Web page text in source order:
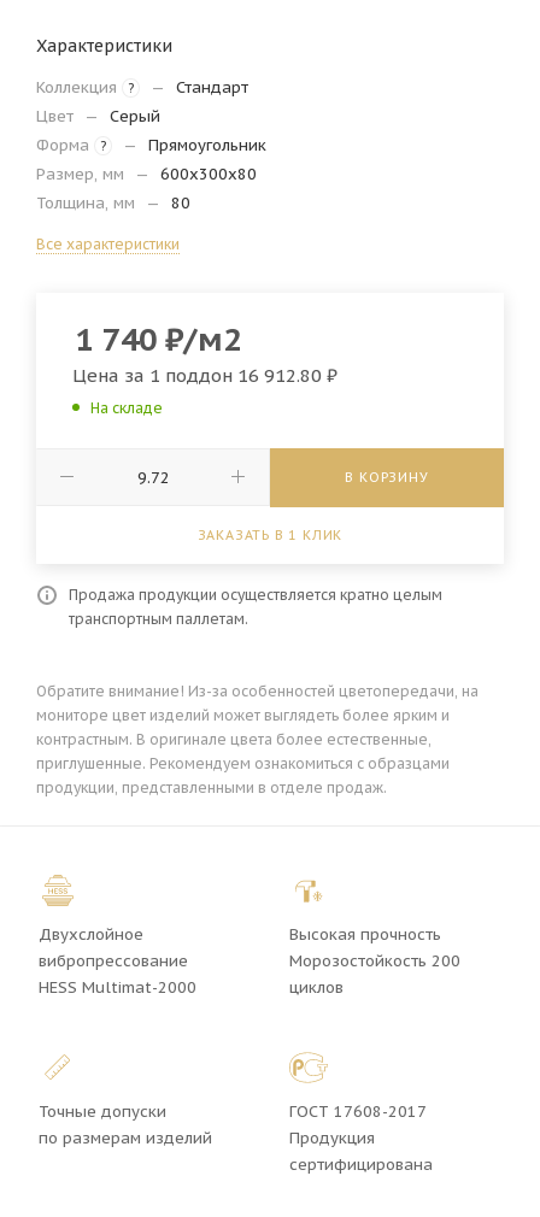
Характеристики
Коллекция ? —
Стандарт
Цвет
—
Серый
Форма
? —
Прямоугольник
Размер, мм
—
600х300х80
Толщина, мм
— 80
Все характеристики
1 740 ₽/м2
Цена за 1 поддон 16 912.80 ₽
На складе
В КОРЗИНУ
ЗАКАЗАТЬ В 1 КЛИК
Продажа продукции осуществляется кратно целым
транспортным паллетам.
Обратите внимание! Из-за особенностей цветопередачи, на
мониторе цвет изделий может выглядеть более ярким и
контрастным. В оригинале цвета более естественные,
приглушенные. Рекомендуем ознакомиться с образцами
продукции, представленными в отделе продаж.
Двухслойное
вибропрессование
HESS Multimat-2000
Высокая прочность
Морозостойкость 200
циклов
Точные допуски
по размерам изделий
ГОСТ 17608-2017
Продукция
сертифицирована